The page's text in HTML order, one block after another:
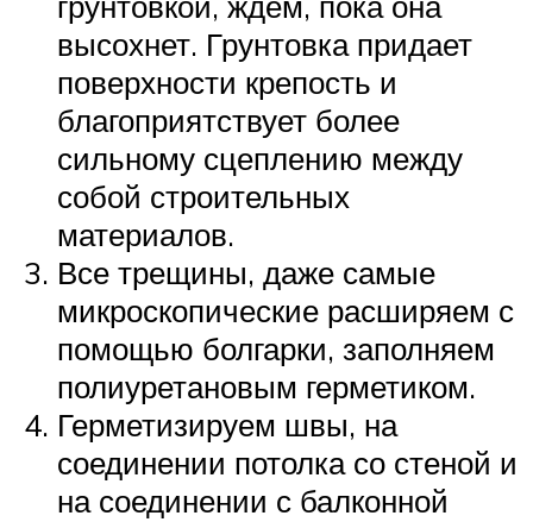
высохнет. Грунтовка придает
поверхности крепость и
благоприятствует более
сильному сцеплению между
собой строительных
материалов.
Все трещины, даже самые
микроскопические расширяем с
помощью болгарки, заполняем
полиуретановым герметиком.
Герметизируем швы, на
соединении потолка со стеной и
на соединении с балконной